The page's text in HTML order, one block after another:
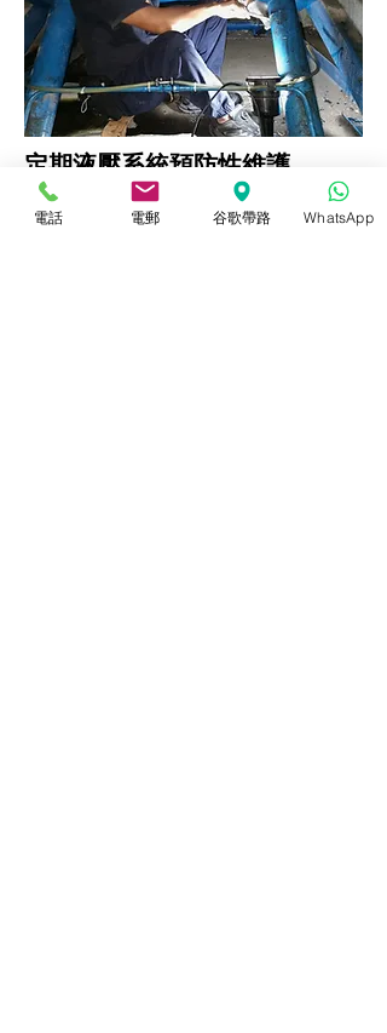
定期液壓系統預防性維護
聯絡我們
電話 電郵 谷歌帶路 WhatsApp